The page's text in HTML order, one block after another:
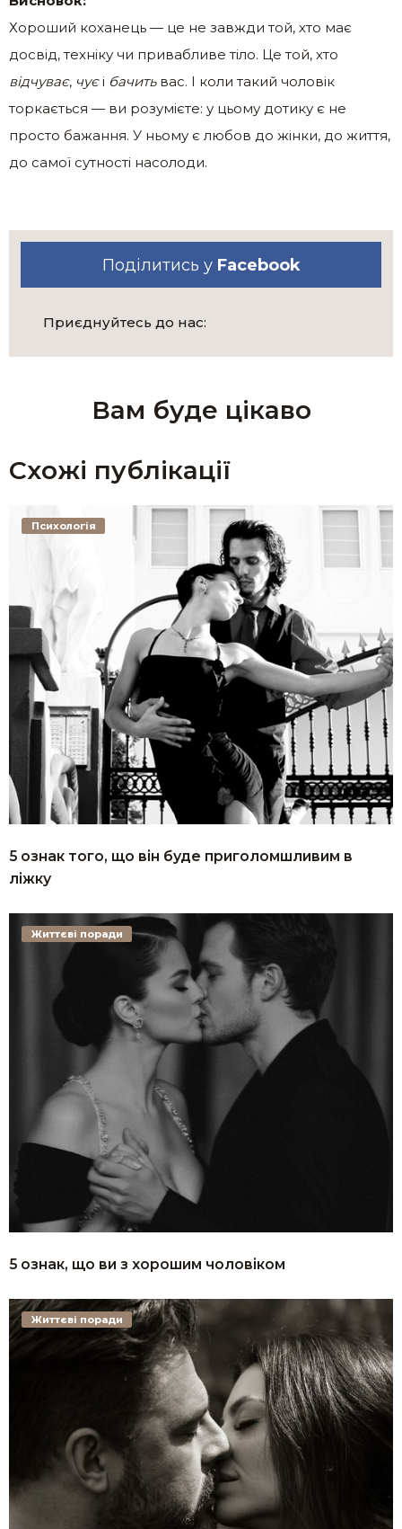
Хороший коханець — це не завжди той, хто має
досвід, техніку чи привабливе тіло. Це той, хто
відчуває, чуєі бачитьвас. І коли такий чоловік
торкається — ви розумієте: у цьому дотику є не
просто бажання. У ньому є любов до жінки, до життя,
до самої сутності насолоди.
Поділитись у Facebook
Приєднуйтесь до нас:
Вам буде цікаво
Схожі публікації
5 ознак того, що він буде приголомшливим в
ліжку
Психологія
5 ознак, що ви з хорошим чоловіком
Життєві поради
Життєві поради